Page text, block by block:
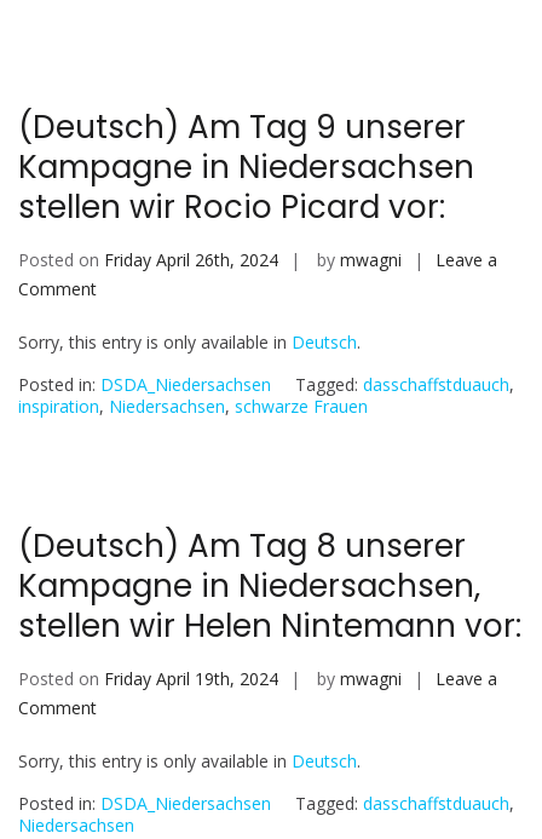
stellen
wir
Djenabou
Diallo-
(Deutsch) Am Tag 9 unserer
Kampagne in Niedersachsen
stellen wir Rocio Picard vor:
Posted on Friday April 26th, 2024 by mwagni
Leave a
Commenton
Am
Tag
9
stellen
wir
Rocio
Picard
Sorry, this entry is only available in Deutsch.
Posted in: DSDA_Niedersachsen Tagged: dasschaffstduauch,
inspiration, Niedersachsen, schwarze Frauen
(Deutsch) Am Tag 8 unserer
Kampagne in Niedersachsen,
stellen wir Helen Nintemann vor:
Posted on Friday April 19th, 2024 by mwagni
Leave a
Commenton
Am
Tag
8
Sorry, this entry is only available in Deutsch.
Posted in: DSDA_Niedersachsen Tagged: dasschaffstduauch,
Niedersachsen